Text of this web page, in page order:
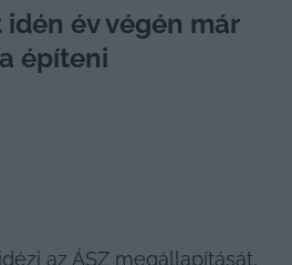
idén év végén már
építeni
az ÁSZ megállapítását,